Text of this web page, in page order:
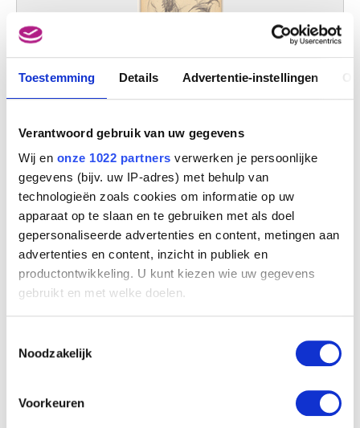
Toestemming Details Advertentie-instellingen
Verantwoord gebruik van uw gegevens
Wij en onze 1022 partners verwerken je persoonlijke
gegevens (bijv. uw IP-adres) met behulp van
technologieën zoals cookies om informatie op uw
apparaat op te slaan en te gebruiken met als doel
gepersonaliseerde advertenties en content, metingen aan
advertenties en content, inzicht in publiek en
productontwikkeling. U kunt kiezen wie uw gegevens
gebruikt en met welke doelen.
Informatie verzamelen over uw geografische
locatie, die tot een paar meter nauwkeurig kan zijn
scannen op specifieke eigenschappen (fingerprinting)
Noodzakelijk
Voorkeuren